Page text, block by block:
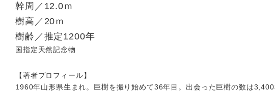
幹周／12.0ｍ
樹高／20ｍ
樹齢／推定1200年
国指定天然記念物
【著者プロフィール】
1960年山形県生まれ。巨樹を撮り始めて36年目。出会った巨樹の数は